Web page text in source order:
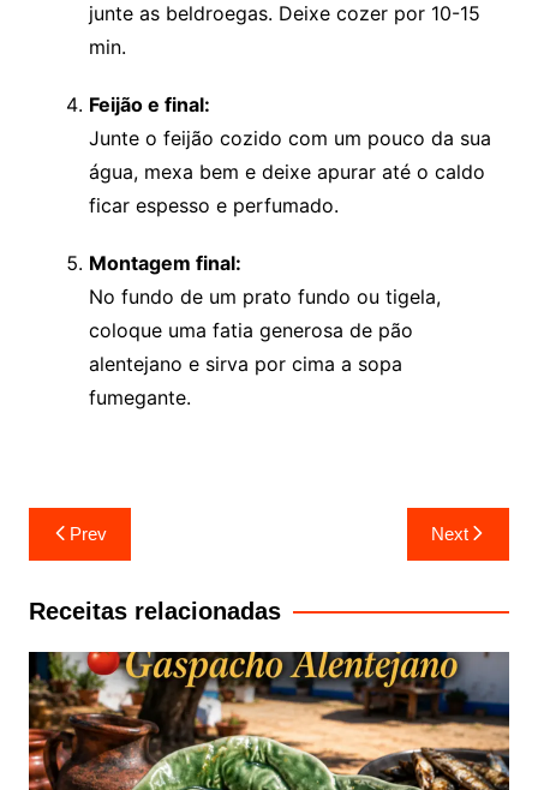
junte as beldroegas. Deixe cozer por 10-15
min.
Feijão e final:
Junte o feijão cozido com um pouco da sua
água, mexa bem e deixe apurar até o caldo
ficar espesso e perfumado.
Montagem final:
No fundo de um prato fundo ou tigela,
coloque uma fatia generosa de pão
alentejano e sirva por cima a sopa
fumegante.
Navegação
de
artigos
Prev Next
Receitas relacionadas